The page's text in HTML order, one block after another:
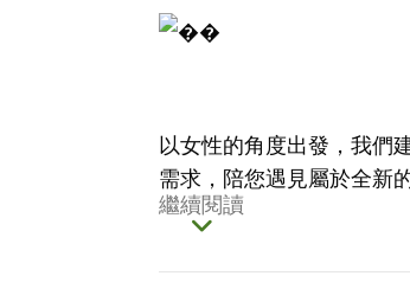
以女性的角度出發，我們
需求，陪您遇見屬於全新
繼續閱讀